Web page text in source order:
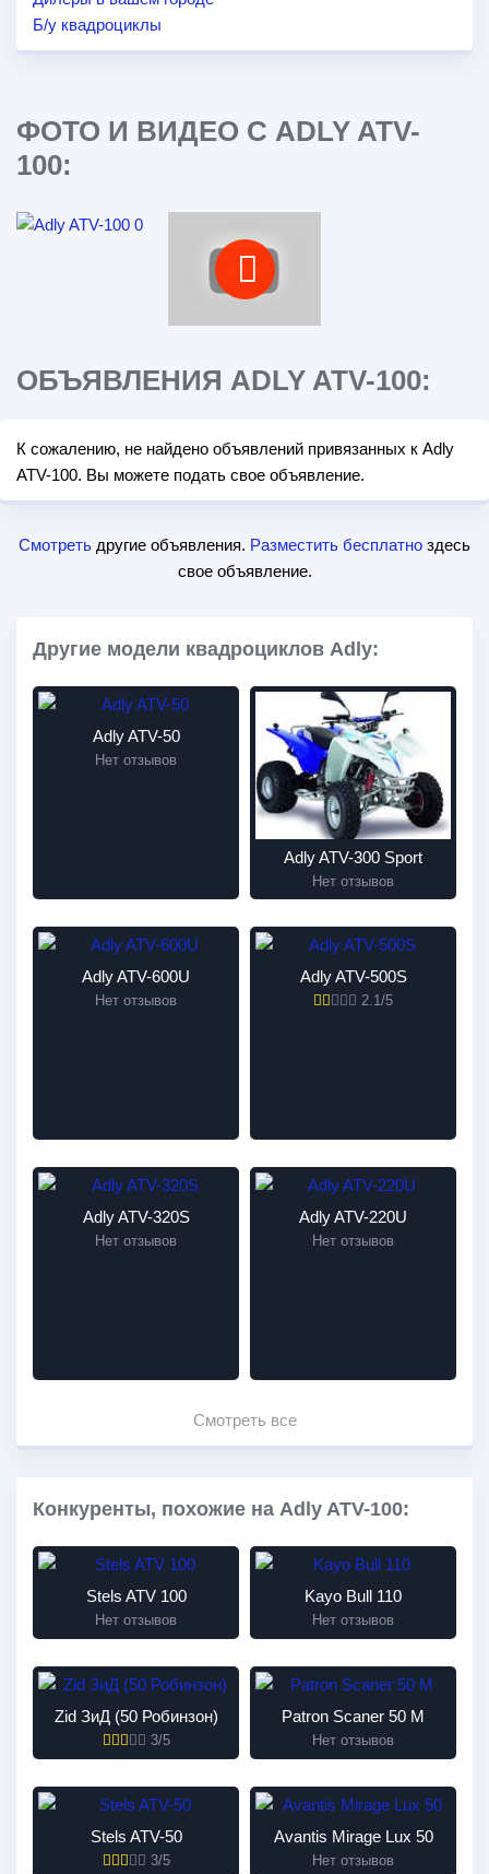
Б/у квадроциклы
ФОТО И ВИДЕО С ADLY ATV-
100:
ОБЪЯВЛЕНИЯ ADLY ATV-100:
К сожалению, не найдено объявлений привязанных к Adly
ATV-100. Вы можете подать свое объявление.
Смотреть другие объявления. Разместить бесплатно здесь
свое объявление.
Другие модели квадроциклов Adly:
Adly ATV-50
Нет отзывов
Adly ATV-300 Sport
Нет отзывов
Adly ATV-600U
Нет отзывов
Adly ATV-500S
2.1/5
Adly ATV-320S
Нет отзывов
Adly ATV-220U
Нет отзывов
Смотреть все
Конкуренты, похожие на Adly ATV-100:
Stels ATV 100
Нет отзывов
Kayo Bull 110
Нет отзывов
Zid ЗиД (50 Робинзон)
3/5
Patron Scaner 50 M
Нет отзывов
Stels ATV-50
3/5
Avantis Mirage Lux 50
Нет отзывов